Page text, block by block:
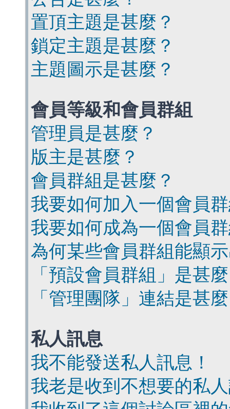
置頂主題是甚麼？
鎖定主題是甚麼？
主題圖示是甚麼？
會員等級和會員群組
管理員是甚麼？
版主是甚麼？
會員群組是甚麼？
我要如何加入一個會員
我要如何成為一個會員
為何某些會員群組能顯
「預設會員群組」是甚
「管理團隊」連結是甚
私人訊息
我不能發送私人訊息！
我老是收到不想要的私